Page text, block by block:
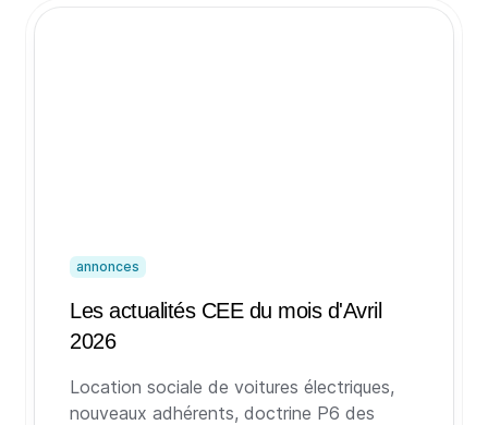
annonces
Les actualités CEE du mois d'Avril
2026
Location sociale de voitures électriques,
nouveaux adhérents, doctrine P6 des